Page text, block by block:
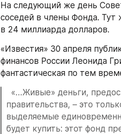
На следующий же день
соседей в члены Фонда. Тут
в 24 миллиарда долларов.
«Известия» 30 апреля
финансов России Леонида
фантастическая по тем
«…Живые» деньги,
правительства, – это
выделяемые
будет купить: этот фонд